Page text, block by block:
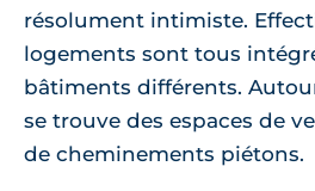
résolument intimiste.
logements sont tous
bâtiments différents.
se trouve des espaces de
de cheminements piétons.